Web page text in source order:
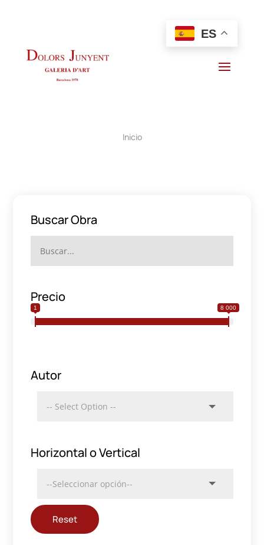
ES
Inicio
Buscar Obra
Precio
1 8 000
Autor
Horizontal o Vertical
Reset